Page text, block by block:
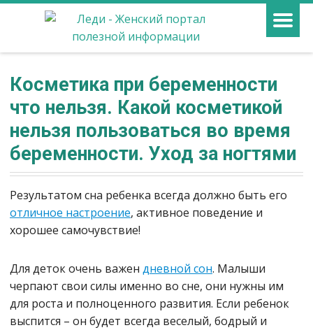
Косметика при беременности
что нельзя. Какой косметикой
нельзя пользоваться во время
беременности. Уход за ногтями
Результатом сна ребенка всегда должно быть его
отличное настроение, активное поведение и
хорошее самочувствие!
Для деток очень важен дневной сон. Малыши
черпают свои силы именно во сне, они нужны им
для роста и полноценного развития. Если ребенок
выспится – он будет всегда веселый, бодрый и